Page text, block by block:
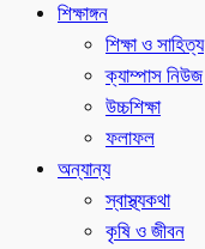
শিক্ষাঙ্গন
শিক্ষা ও সাহিত্য
ক্যাম্পাস নিউজ
উচ্চশিক্ষা
ফলাফল
অন্যান্য
স্বাস্থ্যকথা
কৃষি ও জীবন